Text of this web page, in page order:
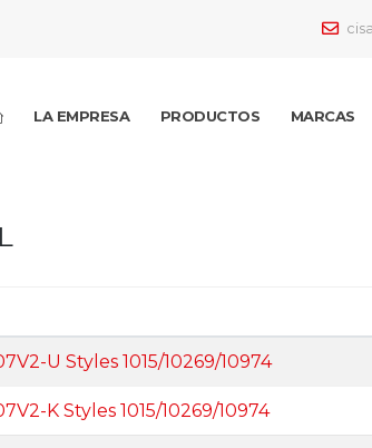
LA EMPRESA PRODUCTOS MARCAS
U Styles 1015/10269/10974
K Styles 1015/10269/10974